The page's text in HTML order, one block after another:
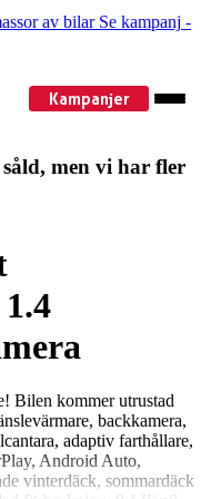
av bilar Se kampanj -
Kampanjer
men vi har fler
Bilen kommer utrustad
backkamera,
adaptiv farthållare,
Android Auto,
vinterdäck, sommardäck